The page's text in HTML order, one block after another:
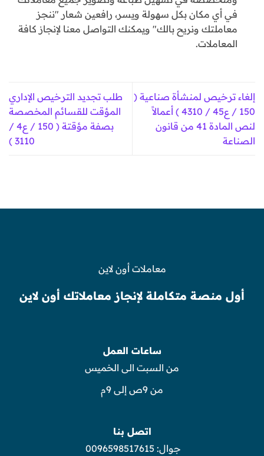
في أي مكان بكل سهولة ويسر، رافعين شعار "ننجز
معاملتك ونريح بالك" ويمكنك التواصل معنا لإنجاز كافة
المعاملات.
إلغاء ترخيص لمنشأة صناعية (
150 / ع45 / 4310 ) أعمالاً
لنص المادة 41 من قانون
الصناعة
طلب تجديد الترخيص الإداري
المؤقت للقسائم المخصصة
بصفة مؤقتة ( 150 / ع4 /
3110 )
معاملات أون لاين
أول منصة متكاملة لإنجاز معاملاتك أون لاين
ساعات العمل
من السبت الى الخميس
من 9ص إلى 9م
اتصل بنا
جوال: 0096598517615